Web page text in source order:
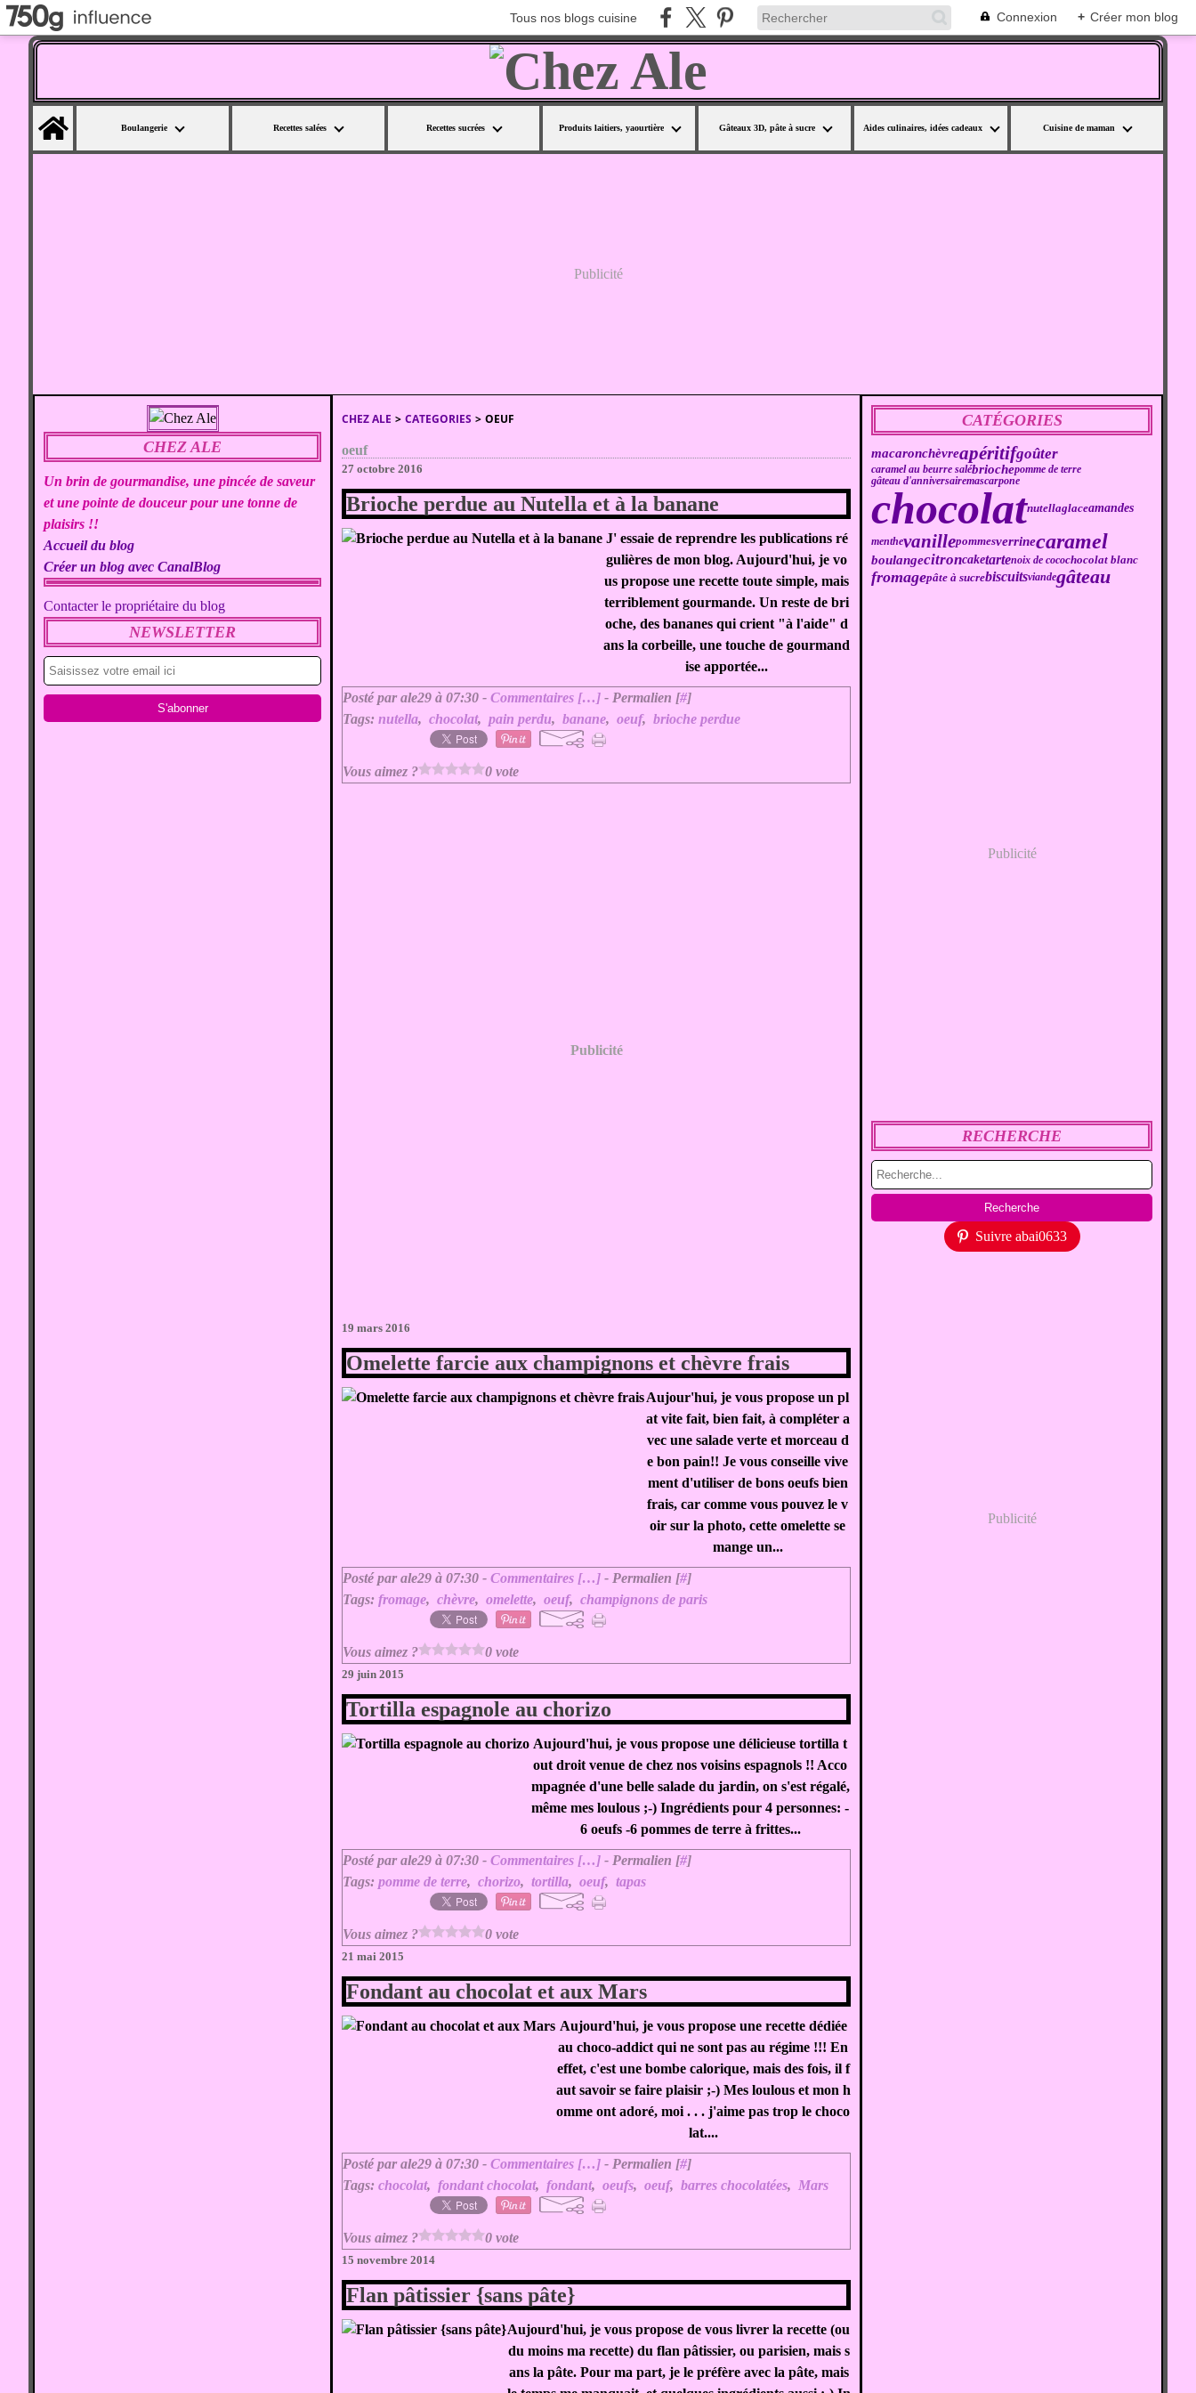
Tous nos blogs cuisine Connexion + Créer mon blog
Boulangerie
Recettes salées Recettes sucrées Produits laitiers, yaourtière Gâteaux 3D, pâte à sucre Aides culinaires, idées cadeaux Cuisine de maman
Publicité
CHEZ ALE
Un brin de gourmandise, une pincée de saveur
et une pointe de douceur pour une tonne de
plaisirs !!
Accueil du blog
Créer un blog avec CanalBlog
Contacter le propriétaire du blog
NEWSLETTER
CHEZ ALE > CATEGORIES > OEUF
oeuf
27 octobre 2016
Brioche perdue au Nutella et à la banane
J' essaie de reprendre les publications ré
gulières de mon blog. Aujourd'hui, je vo
us propose une recette toute simple, mais
terriblement gourmande. Un reste de bri
oche, des bananes qui crient "à l'aide" d
ans la corbeille, une touche de gourmand
ise apportée...
Posté par ale29 à 07:30 -Commentaires […] - Permalien [#]
Tags:nutella,chocolat,pain perdu,banane,oeuf,brioche perdue
Vous aimez ? 0 vote
Publicité
19 mars 2016
Omelette farcie aux champignons et chèvre frais
Aujour'hui, je vous propose un pl
at vite fait, bien fait, à compléter a
vec une salade verte et morceau d
e bon pain!! Je vous conseille vive
ment d'utiliser de bons oeufs bien
frais, car comme vous pouvez le v
oir sur la photo, cette omelette se
mange un...
Posté par ale29 à 07:30 -Commentaires […] - Permalien [#]
Tags:fromage,chèvre,omelette,oeuf,champignons de paris
Vous aimez ? 0 vote
29 juin 2015
Tortilla espagnole au chorizo
Aujourd'hui, je vous propose une délicieuse tortilla t
out droit venue de chez nos voisins espagnols !! Acco
mpagnée d'une belle salade du jardin, on s'est régalé,
même mes loulous ;-) Ingrédients pour 4 personnes: -
6 oeufs -6 pommes de terre à frittes...
Posté par ale29 à 07:30 -Commentaires […] - Permalien [#]
Tags:pomme de terre,chorizo,tortilla,oeuf,tapas
Vous aimez ? 0 vote
21 mai 2015
Fondant au chocolat et aux Mars
Aujourd'hui, je vous propose une recette dédiée
au choco-addict qui ne sont pas au régime !!! En
effet, c'est une bombe calorique, mais des fois, il f
aut savoir se faire plaisir ;-) Mes loulous et mon h
omme ont adoré, moi . . . j'aime pas trop le choco
lat....
Posté par ale29 à 07:30 -Commentaires […] - Permalien [#]
Tags:chocolat,fondant chocolat,fondant,oeufs,oeuf,barres chocolatées, Mars
Vous aimez ? 0 vote
15 novembre 2014
Flan pâtissier {sans pâte}
Aujourd'hui, je vous propose de vous livrer la recette (ou
du moins ma recette) du flan pâtissier, ou parisien, mais s
ans la pâte. Pour ma part, je le préfère avec la pâte, mais
CATÉGORIES
macaronchèvreapéritifgoûter
caramel au beurre salébriochepomme de terre
gâteau d'anniversairemascarpone
chocolatnutellaglaceamandes
menthevanillepommesverrinecaramel
boulangecitroncaketartenoix de cocochocolat blanc
fromagepâte à sucrebiscuitsviandegâteau
Publicité
RECHERCHE
Suivre abai0633
Publicité